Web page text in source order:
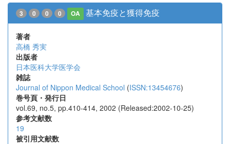
3 0 0 0 OA 基本免疫と獲得免疫
著者
高橋 秀実
出版者
日本医科大学医学会
雑誌
Journal of Nippon Medical School (ISSN:13454676)
巻号頁・発行日
vol.69, no.5, pp.410-414, 2002 (Released:2002-10-25)
参考文献数
19
被引用文献数